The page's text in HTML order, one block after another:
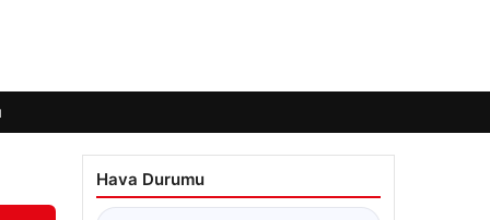
Hava Durumu